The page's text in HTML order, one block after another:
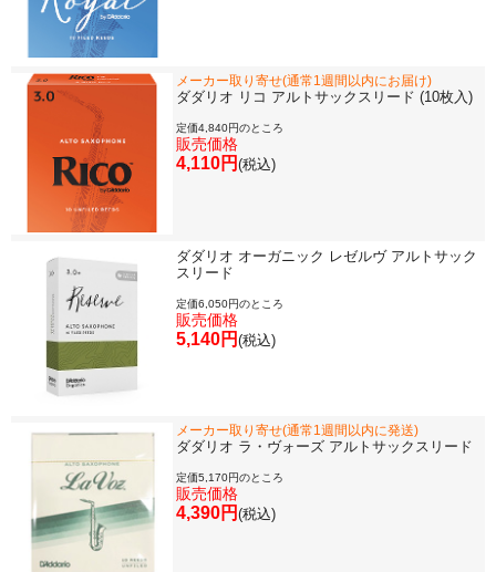
メーカー取り寄せ(通常1週間以内にお届け)
ダダリオ リコ アルトサックスリード (10枚入)
定価4,840円のところ
販売価格
4,110円 (税込)
ダダリオ オーガニック レゼルヴ アルトサック
スリード
定価6,050円のところ
販売価格
5,140円 (税込)
メーカー取り寄せ(通常1週間以内に発送)
ダダリオ ラ・ヴォーズ アルトサックスリード
定価5,170円のところ
販売価格
4,390円 (税込)